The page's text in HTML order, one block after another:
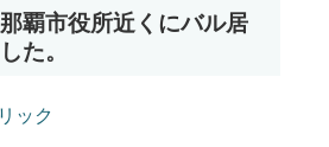
覇市役所近くにバル居
た。
ック